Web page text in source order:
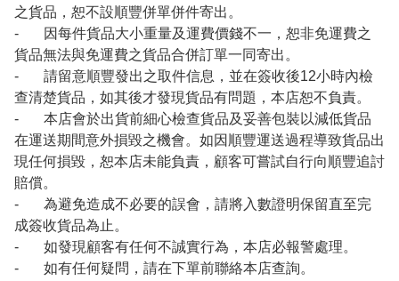
之貨品，恕不設順豐併單併件寄出。
- 因每件貨品大小重量及運費價錢不一，恕非免運費之
貨品無法與免運費之貨品合併訂單一同寄出。
- 請留意順豐發出之取件信息，並在簽收後12小時內檢
查清楚貨品，如其後才發現貨品有問題，本店恕不負責。
- 本店會於出貨前細心檢查貨品及妥善包裝以減低貨品
在運送期間意外損毀之機會。如因順豐運送過程導致貨品出
現任何損毀，恕本店未能負責，顧客可嘗試自行向順豐追討
賠償。
- 為避免造成不必要的誤會，請將入數證明保留直至完
成簽收貨品為止。
- 如發現顧客有任何不誠實行為，本店必報警處理。
- 如有任何疑問，請在下單前聯絡本店查詢。